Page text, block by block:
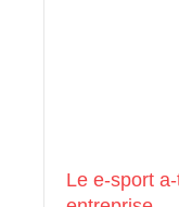
Le e-sport